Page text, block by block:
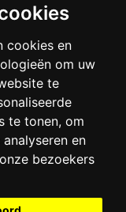
cookies en
om uw
te
te tonen, om
en
bezoekers